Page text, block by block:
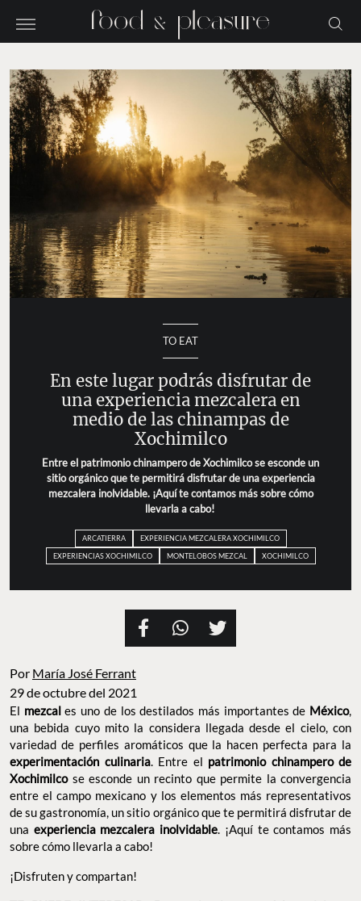
TO EAT
En este lugar podrás disfrutar de
una experiencia mezcalera en
medio de las chinampas de
Xochimilco
Entre el patrimonio chinampero de Xochimilco se esconde un
sitio orgánico que te permitirá disfrutar de una experiencia
mezcalera inolvidable. ¡Aquí te contamos más sobre cómo
llevarla a cabo!
ARCATIERRA
EXPERIENCIA MEZCALERA XOCHIMILCO
EXPERIENCIAS XOCHIMILCO
MONTELOBOS MEZCAL XOCHIMILCO
Por María José Ferrant
29 de octubre del 2021
El mezcales uno de los destilados más importantes de México,
una bebida cuyo mito la considera llegada desde el cielo, con
variedad de perfiles aromáticos que la hacen perfecta para la
experimentación culinaria. Entre el patrimonio chinampero de
Xochimilcose esconde un recinto que permite la convergencia
entre el campo mexicano y los elementos más representativos
de su gastronomía, un sitio orgánico que te permitirá disfrutar de
una experiencia mezcalera inolvidable. ¡Aquí te contamos más
sobre cómo llevarla a cabo!
¡Disfruten y compartan!